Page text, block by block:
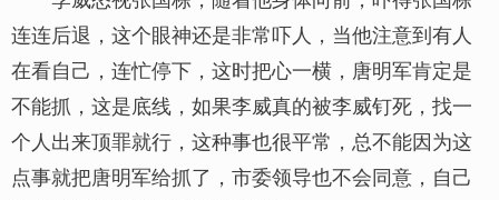
连连后退，这个眼神还是非常吓人，当他注意到有人
在看自己，连忙停下，这时把心一横，唐明军肯定是
不能抓，这是底线，如果李威真的被李威钉死，找一
个人出来顶罪就行，这种事也很平常，总不能因为这
点事就把唐明军给抓了，市委领导也不会同意，自己